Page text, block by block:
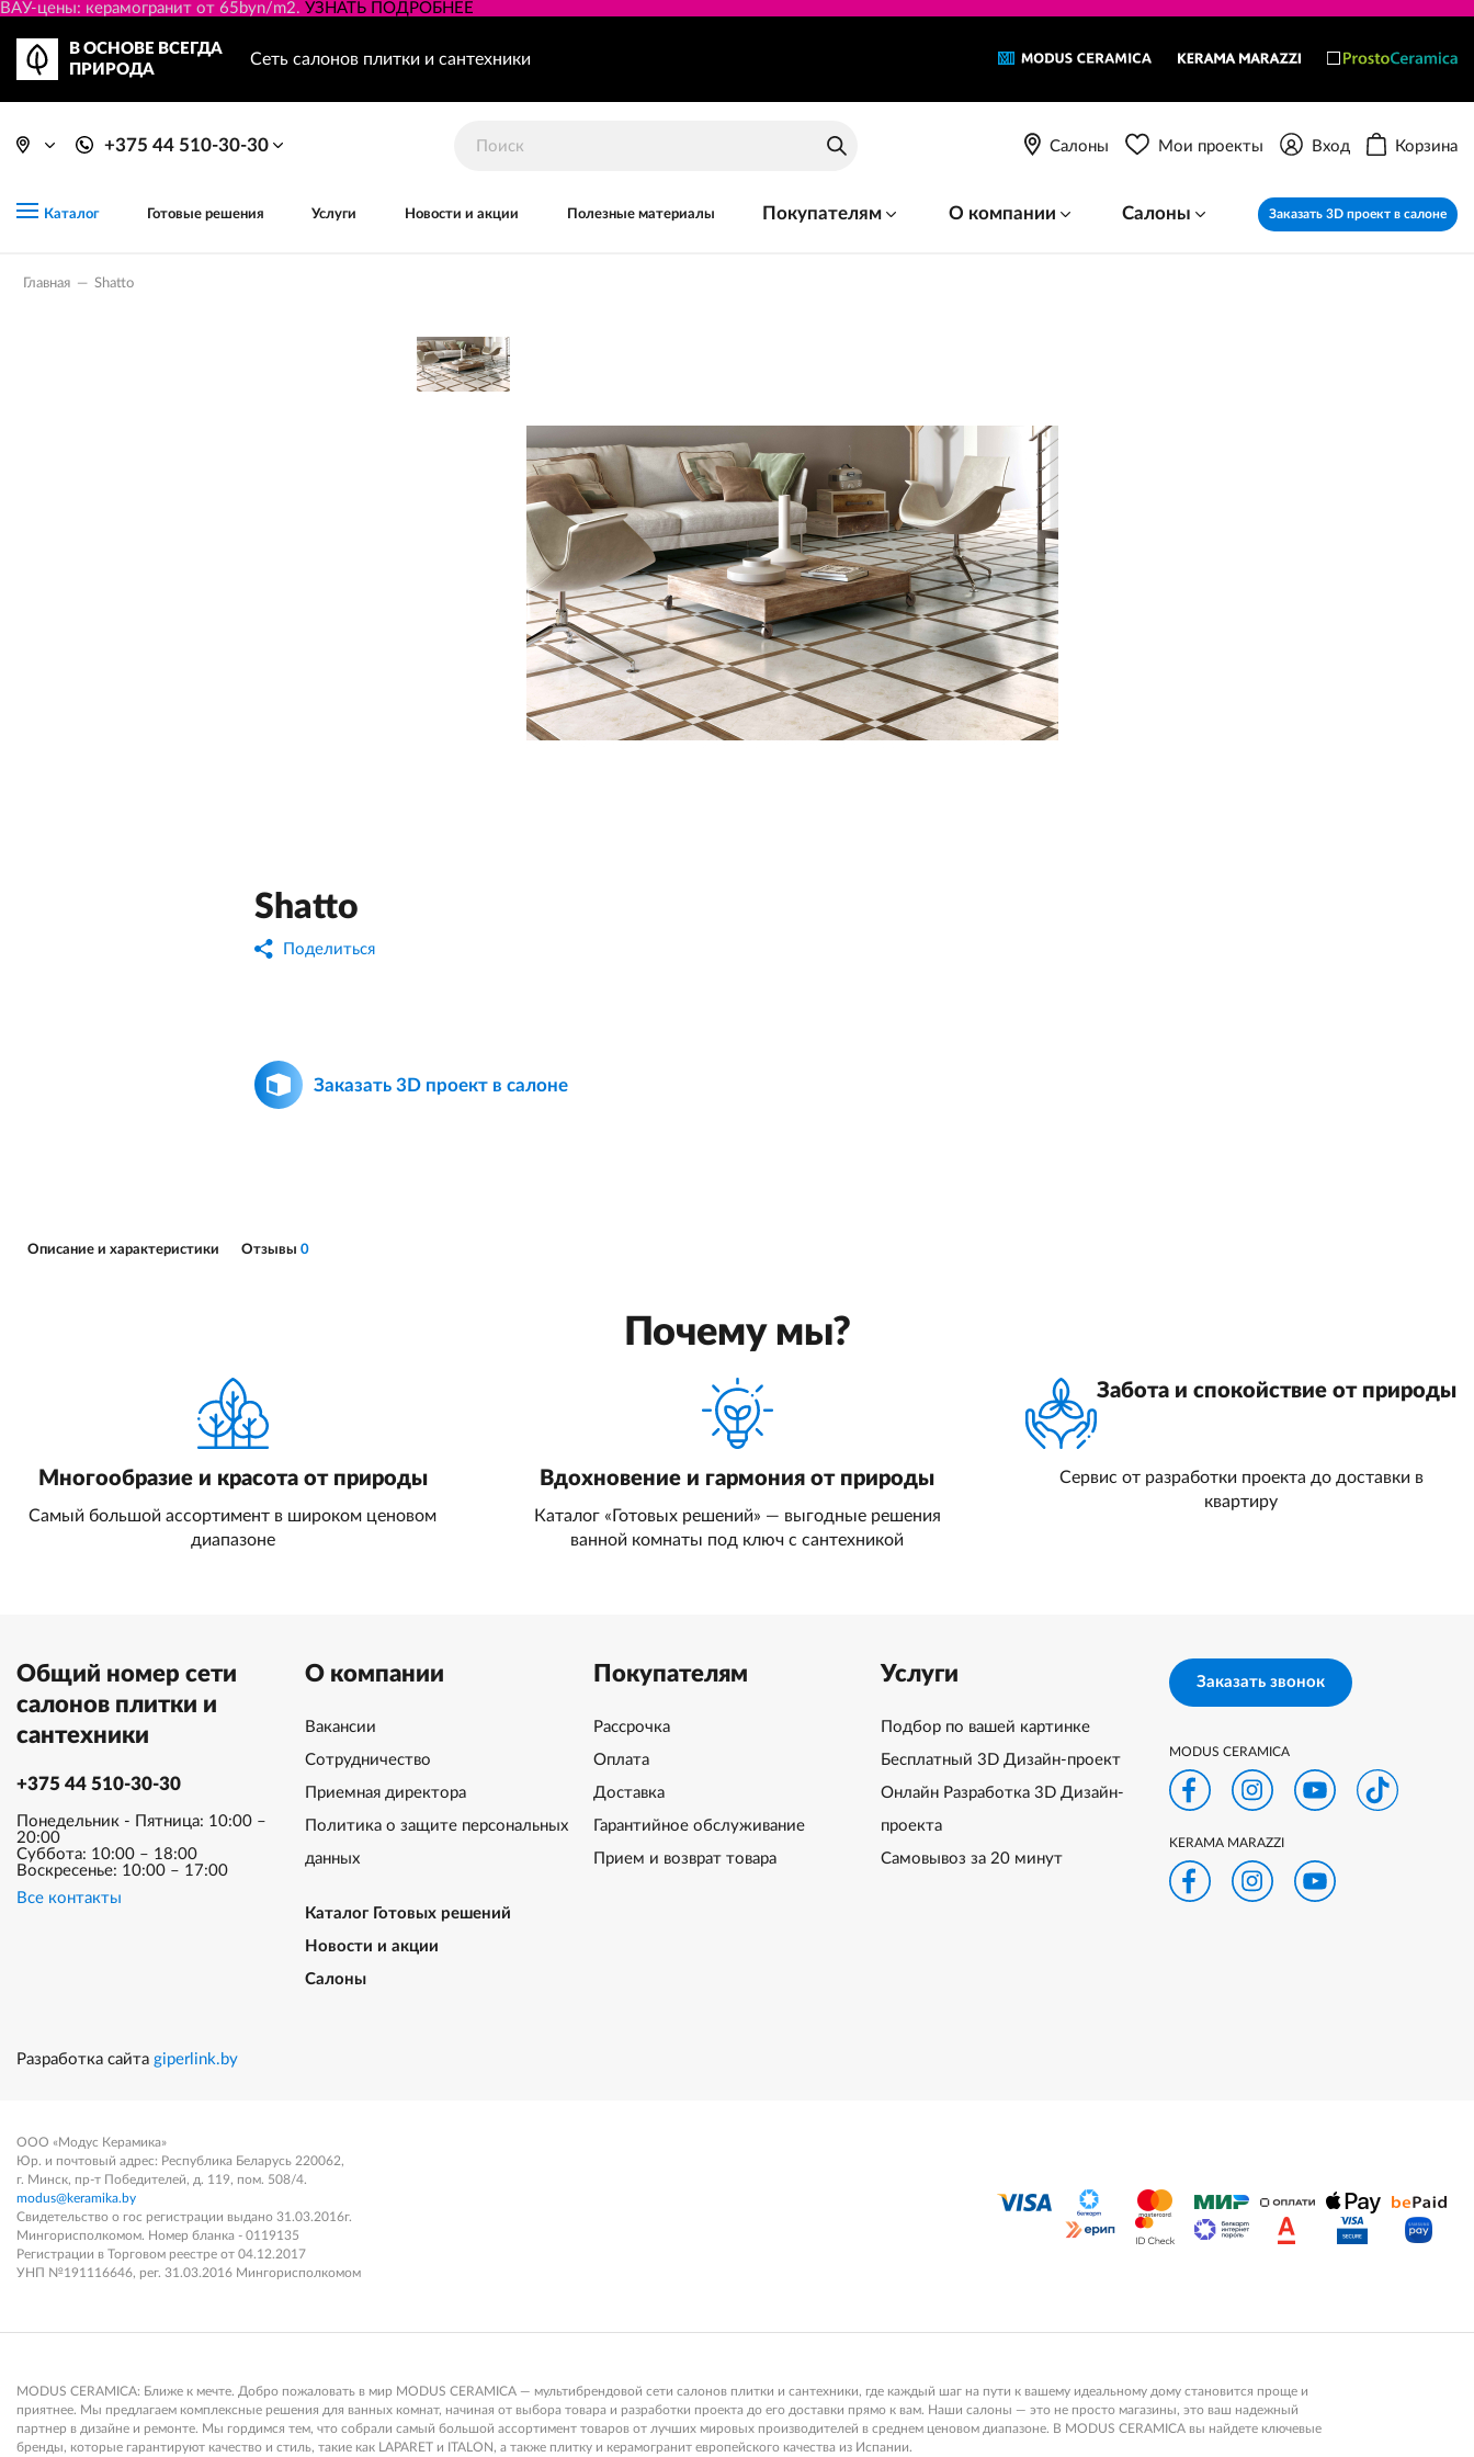
ВАУ-цены: керамогранит от 65byn/m2. УЗНАТЬ ПОДРОБНЕЕ
В ОСНОВЕ ВСЕГДА
ПРИРОДА
Сеть салонов плитки и сантехники
+375 44 510-30-30 Салоны Мои проекты Вход Корзина
Каталог Готовые решения Услуги Новости и акции Полезные материалы Покупателям О компании Салоны Заказать 3D проект в салоне
Главная — Shatto
Shatto
Поделиться
Заказать 3D проект в салоне
Описание и характеристики Отзывы 0
Почему мы?
Многообразие и красота от природы
Самый большой ассортимент в широком ценовом
диапазоне
Вдохновение и гармония от природы
Каталог «Готовых решений» — выгодные решения
ванной комнаты под ключ с сантехникой
Забота и спокойствие от природы
Сервис от разработки проекта до доставки в
квартиру
Общий номер сети
салонов плитки и
сантехники
+375 44 510-30-30
Понедельник - Пятница: 10:00 –
20:00
Суббота: 10:00 – 18:00
Воскресенье: 10:00 – 17:00
Все контакты
О компании
Вакансии
Сотрудничество
Приемная директора
Политика о защите персональных
данных
Каталог Готовых решений
Новости и акции
Салоны
Покупателям
Рассрочка
Оплата
Доставка
Гарантийное обслуживание
Прием и возврат товара
Услуги
Подбор по вашей картинке
Бесплатный 3D Дизайн-проект
Онлайн Разработка 3D Дизайн-
проекта
Самовывоз за 20 минут
Заказать звонок
MODUS CERAMICA
KERAMA MARAZZI
Разработка сайта giperlink.by
ООО «Модус Керамика»
Юр. и почтовый адрес: Республика Беларусь 220062,
г. Минск, пр-т Победителей, д. 119, пом. 508/4.
modus@keramika.by
Свидетельство о гос регистрации выдано 31.03.2016г.
Мингорисполкомом. Номер бланка - 0119135
Регистрации в Торговом реестре от 04.12.2017
УНП №191116646, рег. 31.03.2016 Мингорисполкомом
MODUS CERAMICA: Ближе к мечте. Добро пожаловать в мир MODUS CERAMICA — мультибрендовой сети салонов плитки и сантехники, где каждый шаг на пути к вашему идеальному дому становится проще и
приятнее. Мы предлагаем комплексные решения для ванных комнат, начиная от выбора товара и разработки проекта до его доставки прямо к вам. Наши салоны — это не просто магазины, это ваш надежный
партнер в дизайне и ремонте. Мы гордимся тем, что собрали самый большой ассортимент товаров от лучших мировых производителей в среднем ценовом диапазоне. В MODUS CERAMICA вы найдете ключевые
бренды, которые гарантируют качество и стиль, такие как LAPARET и ITALON, а также плитку и керамогранит европейского качества из Испании.